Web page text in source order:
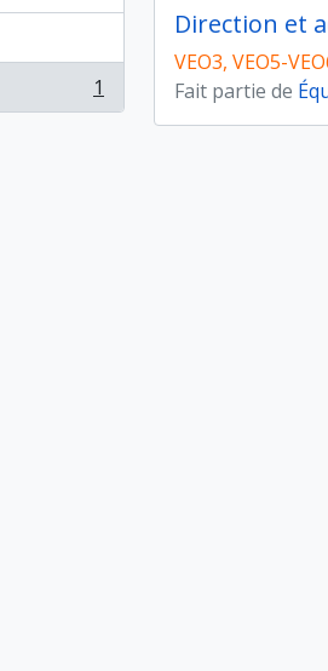
1
Direction et
VEO3, VEO5-
Fait partie de